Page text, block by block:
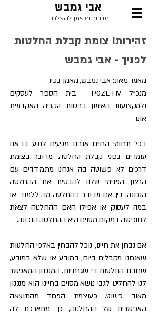
אבי גמבש
מנטור ומאמן להצלחה
זהירות! צומת קבלת החלטות
לפניך - אבי גמבש
מאמר מאת: אבי גמבש, מאמן בכיר
מנכ"ל POZETIV בית הספר לעסקים
ולמקצועות האימון בחסות הקריה האקדמית
אונו
בכל תחומי החיים אנחנו מגיעים לרגע בו אנו
עומדים בפני קבלת החלטה. מדובר בצומת
דרכים לא פשוטה בה אנחנו מתמודדים עם
הרצון הפנימי שלנו להבטיח את ההחלטה
הנכונה. בין אם מדובר בהחלטה מה ללמוד, או
במה לעסוק או אפילו האם ההחלטה לצאת
לחופשה במקום מסוים היא ההחלטה הנכונה.
אם נבחן את חיינו, נוכל להבחין באלפי החלטות
שאנחנו מקבלים ביום, במודע או שלא במודע,
שרובם החלטות די שגרתיות. המנגנון המאפשר
לנו להחליט לגבי נושא מסוים בחיינו הוא מנגנון
מאוד פשוט. כעוצמת הפחד מהתוצאה
האפשרית של ההחלטה, כך מתארכת לה